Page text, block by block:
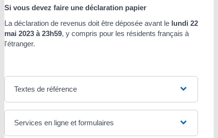
Si vous devez faire une déclaration papier
La déclaration de revenus doit être déposée avant le lundi 22
mai 2023 à 23h59, y compris pour les résidents français à
l'étranger.
Textes de référence
Services en ligne et formulaires